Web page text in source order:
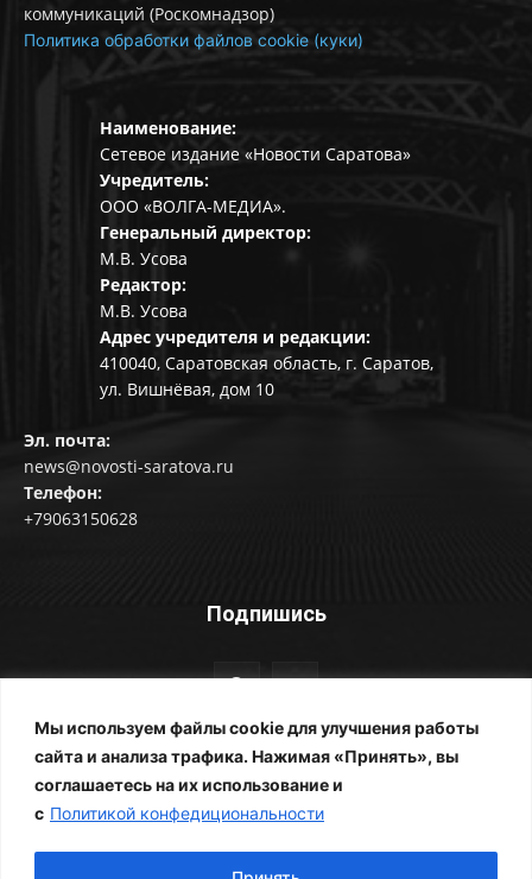
Мы используем файлы cookie для улучшения работы
сайта и анализа трафика. Нажимая «Принять», вы
соглашаетесь на их использование и
с Политикой конфедициональности
коммуникаций (Роскомнадзор)
Политика обработки файлов cookie (куки)
Наименование:
Сетевое издание «Новости Саратова»
Учредитель:
ООО «ВОЛГА-МЕДИА».
Генеральный директор:
М.В. Усова
Редактор:
М.В. Усова
Адрес учредителя и редакции:
410040, Саратовская область, г. Саратов,
ул. Вишнёвая, дом 10
Эл. почта:
news@novosti-saratova.ru
Телефон:
+79063150628
Подпишись
© Новости Саратова 2014-2025